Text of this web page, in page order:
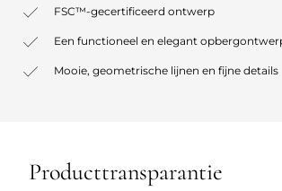
FSC™-gecertificeerd ontwerp
Een functioneel en elegant
Mooie, geometrische lijnen en fijne details
Producttransparantie